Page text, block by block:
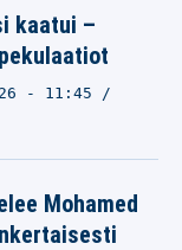
kaatui –
- 11:45
Mohamed